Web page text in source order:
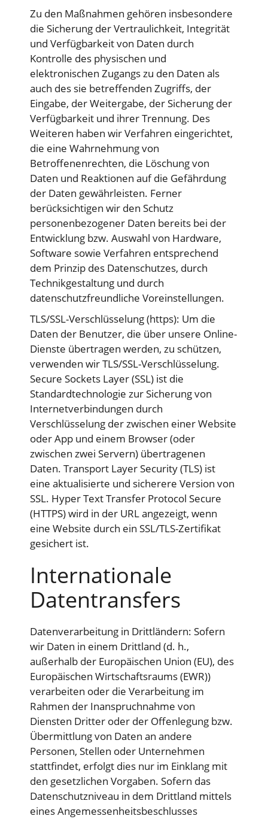
Zu den Maßnahmen gehören insbesondere
die Sicherung der Vertraulichkeit, Integrität
und Verfügbarkeit von Daten durch
Kontrolle des physischen und
elektronischen Zugangs zu den Daten als
auch des sie betreffenden Zugriffs, der
Eingabe, der Weitergabe, der Sicherung der
Verfügbarkeit und ihrer Trennung. Des
Weiteren haben wir Verfahren eingerichtet,
die eine Wahrnehmung von
Betroffenenrechten, die Löschung von
Daten und Reaktionen auf die Gefährdung
der Daten gewährleisten. Ferner
berücksichtigen wir den Schutz
personenbezogener Daten bereits bei der
Entwicklung bzw. Auswahl von Hardware,
Software sowie Verfahren entsprechend
dem Prinzip des Datenschutzes, durch
Technikgestaltung und durch
datenschutzfreundliche Voreinstellungen.
TLS/SSL-Verschlüsselung (https): Um die
Daten der Benutzer, die über unsere Online-
Dienste übertragen werden, zu schützen,
verwenden wir TLS/SSL-Verschlüsselung.
Secure Sockets Layer (SSL) ist die
Standardtechnologie zur Sicherung von
Internetverbindungen durch
Verschlüsselung der zwischen einer Website
oder App und einem Browser (oder
zwischen zwei Servern) übertragenen
Daten. Transport Layer Security (TLS) ist
eine aktualisierte und sicherere Version von
SSL. Hyper Text Transfer Protocol Secure
(HTTPS) wird in der URL angezeigt, wenn
eine Website durch ein SSL/TLS-Zertifikat
gesichert ist.
Internationale
Datentransfers
Datenverarbeitung in Drittländern: Sofern
wir Daten in einem Drittland (d. h.,
außerhalb der Europäischen Union (EU), des
Europäischen Wirtschaftsraums (EWR))
verarbeiten oder die Verarbeitung im
Rahmen der Inanspruchnahme von
Diensten Dritter oder der Offenlegung bzw.
Übermittlung von Daten an andere
Personen, Stellen oder Unternehmen
stattfindet, erfolgt dies nur im Einklang mit
den gesetzlichen Vorgaben. Sofern das
Datenschutzniveau in dem Drittland mittels
eines Angemessenheitsbeschlusses